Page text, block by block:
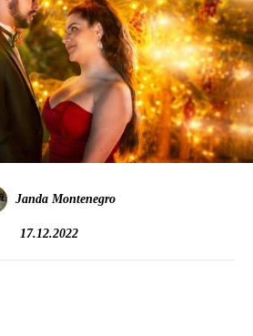
Janda Montenegro
17.12.2022